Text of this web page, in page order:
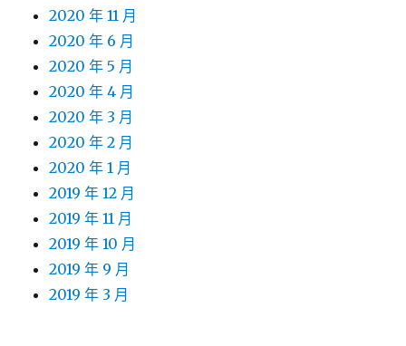
2020 年 11 月
2020 年 6 月
2020 年 5 月
2020 年 4 月
2020 年 3 月
2020 年 2 月
2020 年 1 月
2019 年 12 月
2019 年 11 月
2019 年 10 月
2019 年 9 月
2019 年 3 月